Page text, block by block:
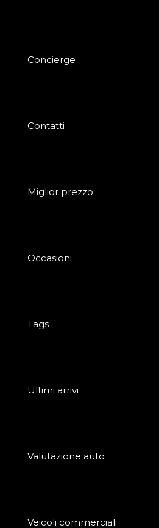
Concierge
Contatti
Miglior prezzo
Occasioni
Tags
Ultimi arrivi
Valutazione auto
Veicoli commerciali